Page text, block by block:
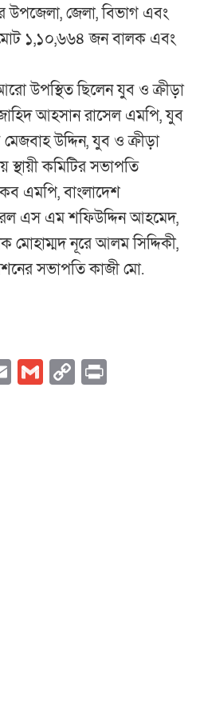
উপজেলা, জেলা, বিভাগ এবং
১,১০,৬৬৪ জন বালক এবং
উপস্থিত ছিলেন যুব ও ক্রীড়া
জাহিদ আহসান রাসেল এমপি, যুব
মেজবাহ উদ্দিন, যুব ও ক্রীড়া
স্থায়ী কমিটির সভাপতি
এমপি, বাংলাদেশ
এস এম শফিউদ্দিন আহমেদ,
মোহাম্মদ নূরে আলম সিদ্দিকী,
সভাপতি কাজী মো.
EmailGmail
Copy